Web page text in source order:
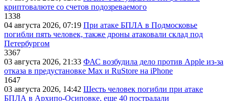
криптовалюте со счетов подозреваемого
1338
04 августа 2026, 07:19 При атаке БПЛА в Подмосковье
погибли пять человек, также дроны атаковали склад под
Петербургом
3367
03 августа 2026, 21:33 ФАС возбудила дело против Apple из-за
отказа в предустановке Max и RuStore на iPhone
1647
03 августа 2026, 14:42 Шесть человек погибли при атаке
БПЛА в Архипо-Осиповке, еще 40 пострадали